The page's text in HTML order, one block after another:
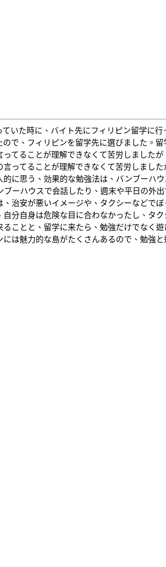
いた時に、バイト先にフィリピン留学に
で、フィリピンを留学先に選びました。
てることが理解できなくて苦労しました
ってることが理解できなくて苦労しまし
に思う、効果的な勉強法は、バンブーハ
ーハウスで会話したり、週末や平日の外
治安が悪いイメージや、タクシーなどで
分自身は危険な目に合わなかったし、タ
ことと、留学に来たら、勉強だけでなく
は魅力的な島がたくさんあるので、勉強